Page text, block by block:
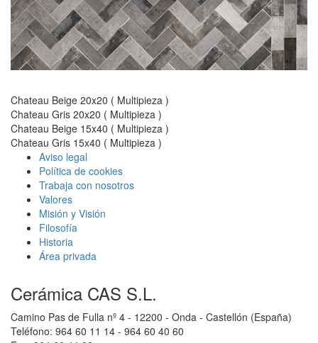
Chateau Beige 20x20 ( Multipieza )
Chateau Gris 20x20 ( Multipieza )
Chateau Beige 15x40 ( Multipieza )
Chateau Gris 15x40 ( Multipieza )
Aviso legal
Política de cookies
Trabaja con nosotros
Valores
Misión y Visión
Filosofía
Historia
Área privada
Cerámica CAS S.L.
Camino Pas de Fulla nº 4 - 12200 - Onda - Castellón (España)
Teléfono: 964 60 11 14 - 964 60 40 60